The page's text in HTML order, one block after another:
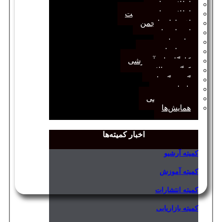
اطلاعیه‌ها
اطلاعیه‌های عضویت
افتخارات انجمن
انتصاب‌ها
بیانیه‌ها
رویدادهای مهم
کارگاه‌های آموزشی
کنگره سالانه
گفت‌وگوها
یادداشت
مجمع عمومی
همایش‌ها
اخبار کمیته‌ها
کمیته آرشیو
کمیته آموزش
کمیته انتشارات
کمیته بازاریابی